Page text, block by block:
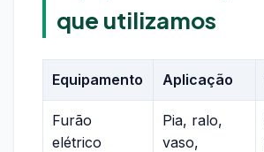
que utilizamos
Equipamento Aplicação
Furão
elétrico
Pia, ralo,
vaso,